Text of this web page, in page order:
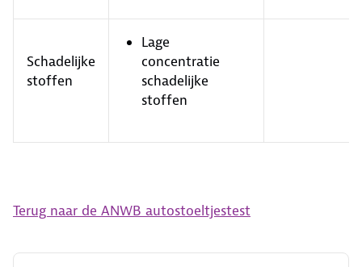
Schadelijke
stoffen
Lage
concentratie
schadelijke
stoffen
Terug naar de ANWB autostoeltjestest